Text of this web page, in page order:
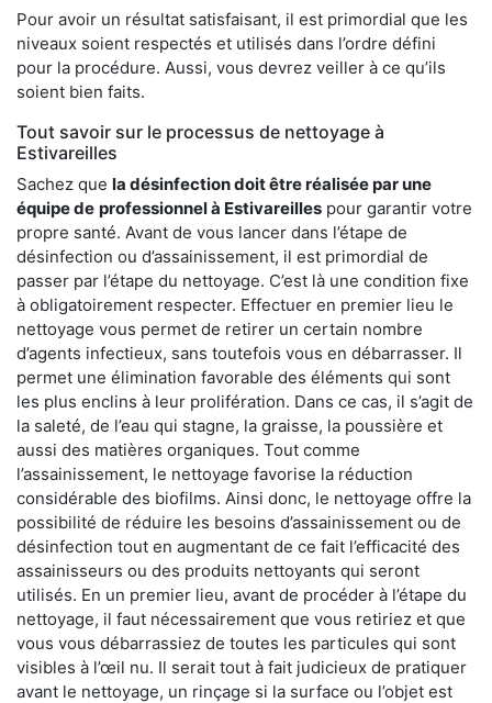
Pour avoir un résultat satisfaisant, il est primordial que les
niveaux soient respectés et utilisés dans l’ordre défini
pour la procédure. Aussi, vous devrez veiller à ce qu’ils
soient bien faits.
Tout savoir sur le processus de nettoyage à
Estivareilles
Sachez que la désinfection doit être réalisée par une
équipe de professionnel à Estivareilles pour garantir votre
propre santé. Avant de vous lancer dans l’étape de
désinfection ou d’assainissement, il est primordial de
passer par l’étape du nettoyage. C’est là une condition fixe
à obligatoirement respecter. Effectuer en premier lieu le
nettoyage vous permet de retirer un certain nombre
d’agents infectieux, sans toutefois vous en débarrasser. Il
permet une élimination favorable des éléments qui sont
les plus enclins à leur prolifération. Dans ce cas, il s’agit de
la saleté, de l’eau qui stagne, la graisse, la poussière et
aussi des matières organiques. Tout comme
l’assainissement, le nettoyage favorise la réduction
considérable des biofilms. Ainsi donc, le nettoyage offre la
possibilité de réduire les besoins d’assainissement ou de
désinfection tout en augmentant de ce fait l’efficacité des
assainisseurs ou des produits nettoyants qui seront
utilisés. En un premier lieu, avant de procéder à l’étape du
nettoyage, il faut nécessairement que vous retiriez et que
vous vous débarrassiez de toutes les particules qui sont
visibles à l’œil nu. Il serait tout à fait judicieux de pratiquer
avant le nettoyage, un rinçage si la surface ou l’objet est